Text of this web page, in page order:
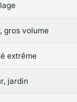
gros volume
extrême
jardin